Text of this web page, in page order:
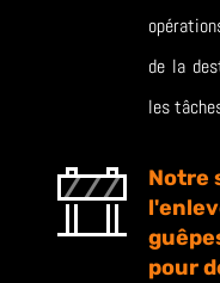
de la
les
Notre
pour